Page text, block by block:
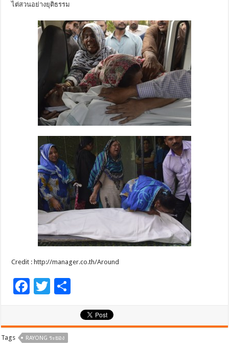
ไต่สวนอย่างยุติธรรม
Credit : http://manager.co.th/Around
F
b
T
er
ar
Tags RAYONG ระยอง